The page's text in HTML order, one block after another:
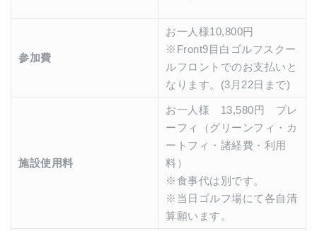
参加費
お一人様10,800円
※Front9目白ゴルフスクー
ルフロントでのお支払いと
なります。(3月22日まで)
施設使用料
お一人様 13,580円 プレ
ーフィ（グリーンフィ・カ
ートフィ・諸経費・利用
料）
※食事代は別です。
※当日ゴルフ場にて各自清
算願います。